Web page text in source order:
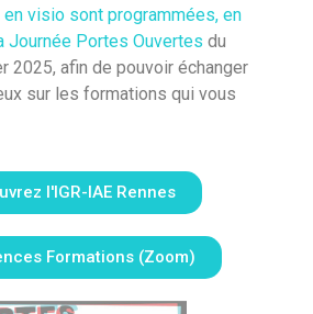
visio sont programmées, en
Journée Portes Ouvertes du
2025, afin de pouvoir échanger
sur les formations qui vous
l'IGR-IAE Rennes
Formations (Zoom)